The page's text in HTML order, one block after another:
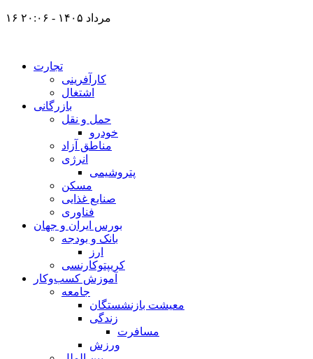
۱۶ مرداد ۱۴۰۵ - ۲۰:۰۶
تجارت
کارآفرینی
اشتغال
بازرگانی
حمل و نقل
خودرو
مناطق آزاد
انرژی
پتروشیمی
مسکن
صنایع غذایی
فناوری
بورس ایران و جهان
بانک و بودجه
ارز
کریپتوکارنسی
آموزش کسب‌وکار
جامعه
معیشت بازنشستگان
زندگی
مسافرت
ورزش